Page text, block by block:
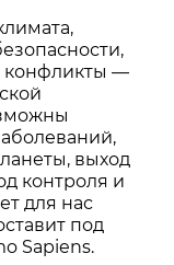
конфликты —
выход
контроля и
для нас
под
Sapiens.